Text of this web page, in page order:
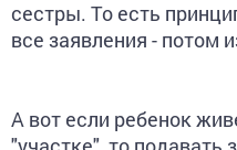
сестры. То есть
все заявления - потом
А вот если ребенок